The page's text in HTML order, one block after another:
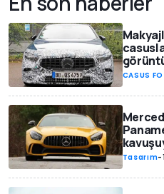
CASUS
Tasarım-